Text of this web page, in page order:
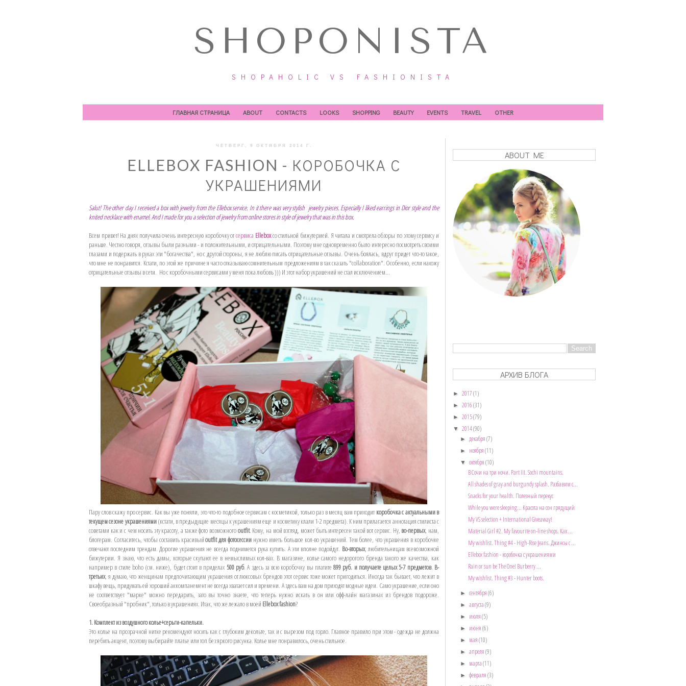
SHOPONISTA
SHOPAHOLIC VS FASHIONISTA
ГЛАВНАЯ СТРАНИЦА ABOUT CONTACTS LOOKS SHOPPING BEAUTY EVENTS TRAVEL OTHER
ЧЕТВЕРГ, 9 ОКТЯБРЯ 2014 Г.
ELLEBOX FASHION - КОРОБОЧКА С
УКРАШЕНИЯМИ
Salut! The other day I received a box with jewelry from the Ellebox service. In it there was very stylish jewelry pieces. Especially I liked earrings in Dior style and the
knited necklace with enamel. And I made for you a selection of jewelry from online stores in style of jewelry that was in this box.
Всем привет! На днях получила очень интересную коробочку отсервиса Elleboxсо стильной бижутерией. Я читала и смотрела обзоры по этому сервису и
раньше. Честно говоря, отзывы были разными - и положительными, и отрицательными. Поэтому мне одновременно было интересно посмотреть своими
глазами и подержать в руках эти "богачества", но с другой стороны, я не люблю писать отрицательные отзывы. Очень боялась, вдруг придет что-то такое,
что мне не понравится. Кстати, по этой же причине я часто отказываю сомнительным предложениям в так сказать "collaboration". Особенно, если нахожу
отрицательные отзывы в сети. Но с коробочными сервисами у меня пока любовь ))) И этот набор украшений не стал исключением...
Пару слов скажу про сервис. Как вы уже поняли, это что-то подобное сервисам с косметикой, только раз в месяц вам приходит коробочка с актуальными в
текущем сезоне украшениями(кстати, в предыдущие месяцы к украшениям еще и косметику клали 1-2 предмета). К ним прилагается аннотация стилиста с
советами как и с чем носить эту красоту, а также фото возможногоoutfit. Кому, на мой взгляд, может быть интересен такой вот сервис. Ну, во-первых, нам,
блогерам. Согласитесь, чтобы составить красивыйoutfit для фотосессии нужно иметь большое кол-во украшений. Тем более, что украшения в коробочке
отвечают последним трендам. Дорогие украшения не всегда поднимется рука купить. А эти вполне подойдут. Во-вторых, любительницам всевозможной
бижутерии. Я знаю, что есть дамы, которые скупают ее в немыслимых кол-вах. В магазине, колье самого недорогого бренда такого же качества, как
например в стиле boho (см. ниже), будет стоит в приделах 500 руб. А здесь за всю коробочку вы платите899 руб. и получаете целых 5-7 предметов. В-
третьих, я думаю, что женщинам предпочитающим украшения от люксовых брендов этот сервис тоже может пригодиться. Иногда так бывает, что лежит в
шкафу вещь, придумать ей хороший аккомпанемент не всегда хватает сил и времени. А здесь вам на дом приходят модные идеи. Само украшение, если оно
не соответствует "марке" можно передарить, зато вы точно знаете, что теперь нужно искать в он или офф-лайн магазинах из брендов подороже.
Своеобразный "пробник", только в украшениях. Итак, что же лежало в моей Ellebox fashion?
1. Комплект из воздушного колье+серьги-капельки.
Это колье на прозрачной нитке рекомендуют носить как с глубоким декольте, так и с вырезом под горло. Главное правило при этом - одежда не должна
перебить акцент, поэтому выбирайте платье или топ без яркого рисунка. Колье мне понравилось, очень стильное.
ABOUT ME
АРХИВ БЛОГА
► 2017(1)
► 2016(31)
► 2015(79)
▼ 2014(90)
►декабря(7)
► ноября(11)
▼октября(10)
В Сочи на три ночи. Part III. Sochi mountains.
All shades of gray and burgundy splash. Разбавим с...
Snacks for your health. Полезный перекус
While you were sleeping... Красота на сон грядущий
My VS selection + International Giveaway!
Material Girl #2. My favourite on-line shops. Как ...
My wishlist. Thing #4 - High-Rise Jeans. Джинсы с ...
Ellebox fashion - коробочка с украшениями
Rain or sun be The One! Burberry ...
My wishlist. Thing #3 - Hunter boots.
►сентября(6)
►августа(9)
► июля(5)
► июня(6)
► мая(10)
►апреля(9)
► марта(11)
►февраля(3)